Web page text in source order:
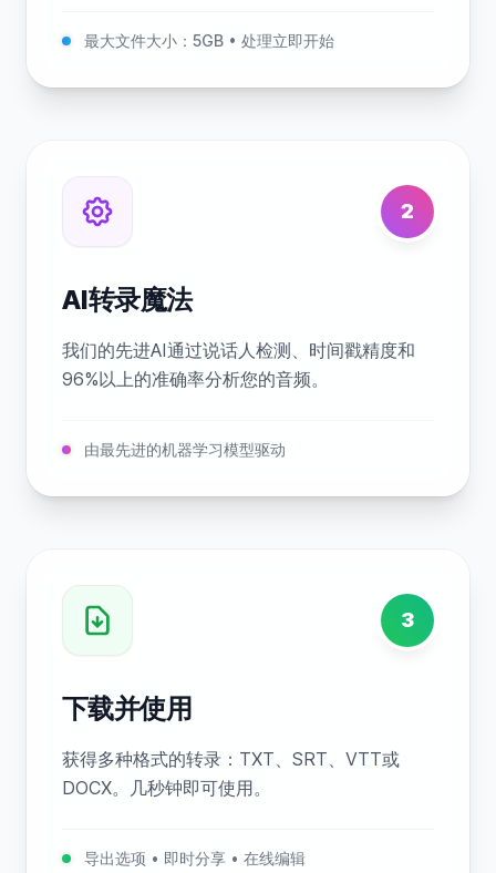
最大文件大小：5GB • 处理立即开始
2
AI转录魔法
我们的先进AI通过说话人检测、时间戳精度和
96%以上的准确率分析您的音频。
由最先进的机器学习模型驱动
3
下载并使用
获得多种格式的转录：TXT、SRT、VTT或
DOCX。几秒钟即可使用。
导出选项 • 即时分享 • 在线编辑